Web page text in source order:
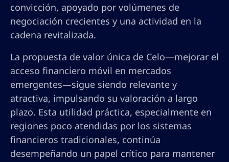
convicción, apoyado por volúmenes de
negociación crecientes y una actividad en la
cadena revitalizada.
La propuesta de valor única de Celo—mejorar el
acceso financiero móvil en mercados
emergentes—sigue siendo relevante y
atractiva, impulsando su valoración a largo
plazo. Esta utilidad práctica, especialmente en
regiones poco atendidas por los sistemas
financieros tradicionales, continúa
desempeñando un papel crítico para mantener